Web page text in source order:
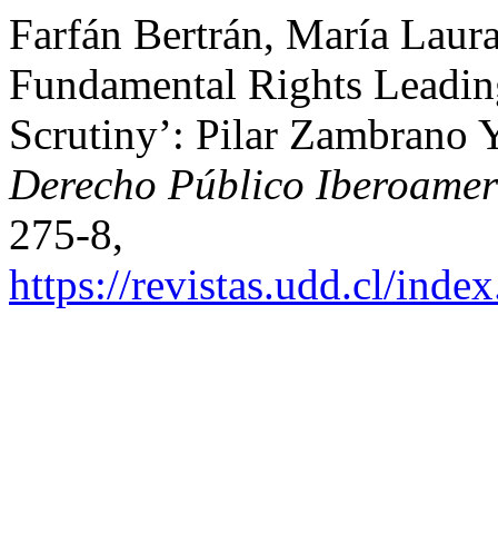
Farfán Bertrán, María
Fundamental Rights
Scrutiny’: Pilar Zambrano
Derecho Público
275-8,
https://revistas.udd.cl/